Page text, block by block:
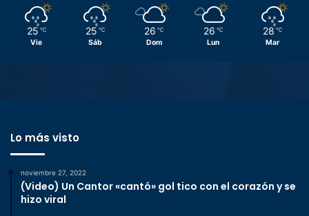
25 ℃
Vie
25 ℃
Sáb
26 ℃
Dom
26 ℃
Lun
28 ℃
Mar
Lo más visto
noviembre 27, 2022
(Video) Un Cantor «cantó» gol tico con el corazón y se
hizo viral